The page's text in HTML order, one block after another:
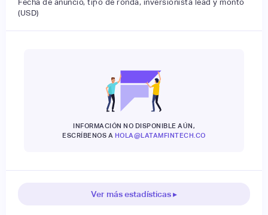
Fecha de anuncio, tipo de ronda, inversionista lead y monto
(USD)
INFORMACIÓN NO DISPONIBLE AÚN,
ESCRÍBENOS A HOLA@LATAMFINTECH.CO
Ver más estadísticas ▸